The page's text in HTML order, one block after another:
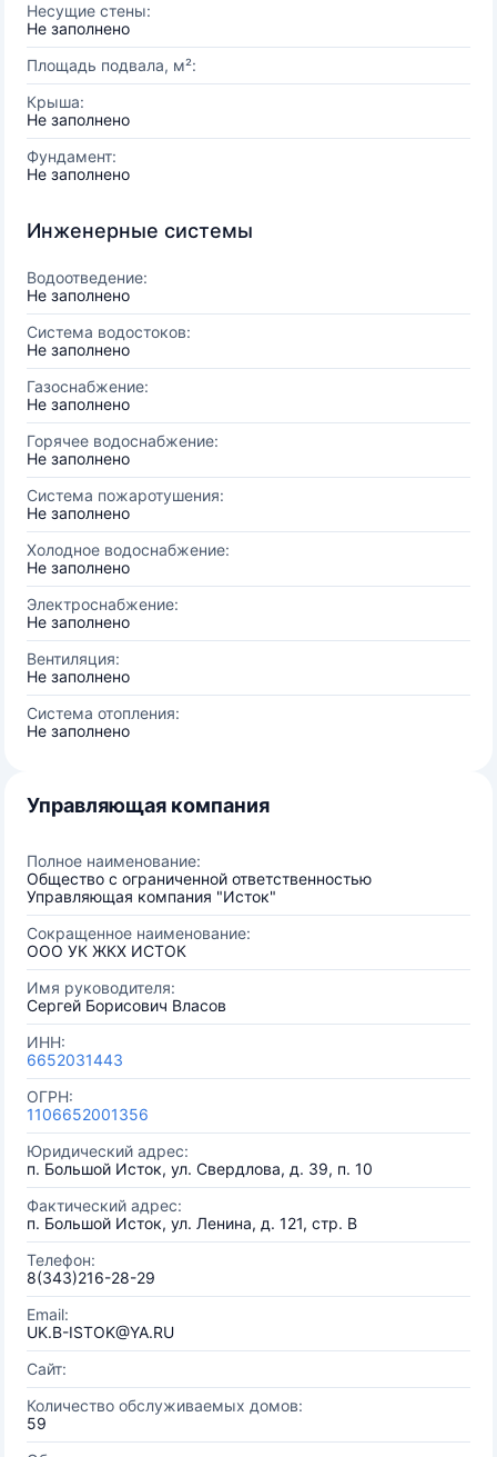
Несущие стены:
Не заполнено
Площадь подвала, м²:
Крыша:
Не заполнено
Фундамент:
Не заполнено
Инженерные системы
Водоотведение:
Не заполнено
Система водостоков:
Не заполнено
Газоснабжение:
Не заполнено
Горячее водоснабжение:
Не заполнено
Система пожаротушения:
Не заполнено
Холодное водоснабжение:
Не заполнено
Электроснабжение:
Не заполнено
Вентиляция:
Не заполнено
Система отопления:
Не заполнено
Управляющая компания
Полное наименование:
Общество с ограниченной ответственностью
Управляющая компания "Исток"
Сокращенное наименование:
ООО УК ЖКХ ИСТОК
Имя руководителя:
Сергей Борисович Власов
ИНН:
6652031443
ОГРН:
1106652001356
Юридический адрес:
п. Большой Исток, ул. Свердлова, д. 39, п. 10
Фактический адрес:
п. Большой Исток, ул. Ленина, д. 121, стр. В
Телефон:
8(343)216-28-29
Email:
UK.B-ISTOK@YA.RU
Сайт:
Количество обслуживаемых домов:
59